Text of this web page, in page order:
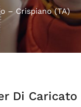
– Crispiano (TA)
Di Caricato